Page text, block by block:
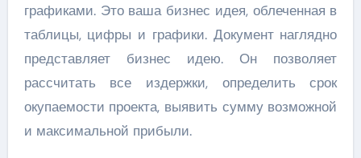
графиками. Это ваша бизнес идея, облеченная в
таблицы, цифры и графики. Документ наглядно
представляет бизнес идею. Он позволяет
рассчитать все издержки, определить срок
окупаемости проекта, выявить сумму возможной
и максимальной прибыли.